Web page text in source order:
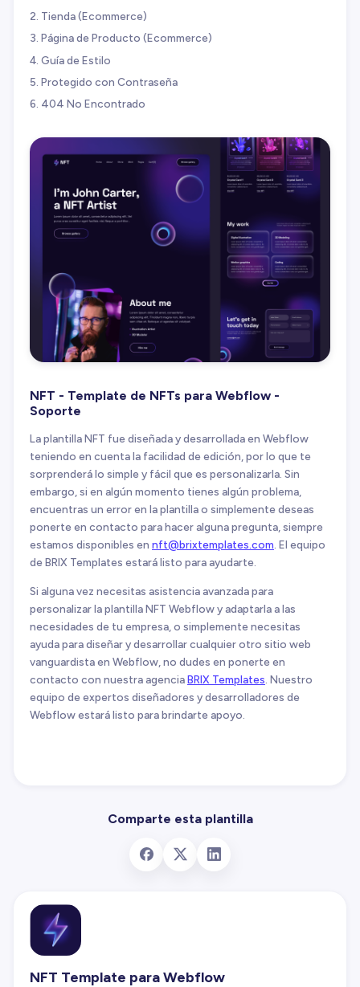
Tienda (Ecommerce)
Página de Producto (Ecommerce)
Guía de Estilo
Protegido con Contraseña
404 No Encontrado
NFT - Template de NFTs para Webflow -
Soporte
La plantilla NFT fue diseñada y desarrollada en Webflow
teniendo en cuenta la facilidad de edición, por lo que te
sorprenderá lo simple y fácil que es personalizarla. Sin
embargo, si en algún momento tienes algún problema,
encuentras un error en la plantilla o simplemente deseas
ponerte en contacto para hacer alguna pregunta, siempre
estamos disponibles en nft@brixtemplates.com . El equipo
de BRIX Templates estará listo para ayudarte.
Si alguna vez necesitas asistencia avanzada para
personalizar la plantilla NFT Webflow y adaptarla a las
necesidades de tu empresa, o simplemente necesitas
ayuda para diseñar y desarrollar cualquier otro sitio web
vanguardista en Webflow, no dudes en ponerte en
contacto con nuestra agenciaBRIX Templates . Nuestro
equipo de expertos diseñadores y desarrolladores de
Webflow estará listo para brindarte apoyo.
Comparte esta plantilla
NFT Template para Webflow